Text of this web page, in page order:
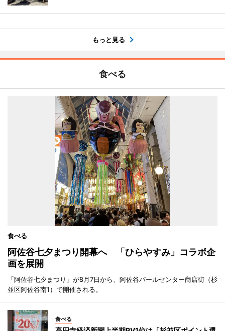
もっと見る
食べる
食べる
阿佐谷七夕まつり開幕へ 「ひらやすみ」コラボ企
画を展開
「阿佐谷七夕まつり」が8月7日から、阿佐谷パールセンター商店街（杉
並区阿佐谷南1）で開催される。
食べる